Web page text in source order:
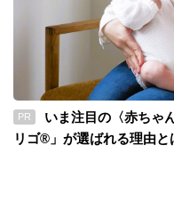
PR
いま注目の〈赤ちゃ
リゴ®」が選ばれる理由と